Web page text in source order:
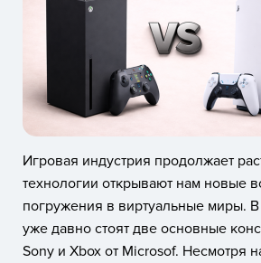
Игровая индустрия продолжает
технологии открывают нам новые
погружения в виртуальные миры.
уже давно стоят две основные
Sony и Xbox от Microsof. Несмотря